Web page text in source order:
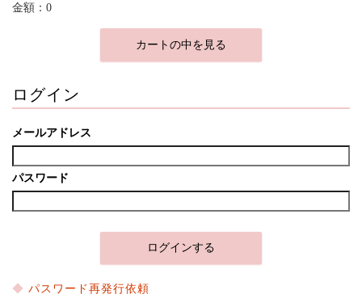
金額：0
カートの中を見る
ログイン
メールアドレス
パスワード
パスワード再発行依頼